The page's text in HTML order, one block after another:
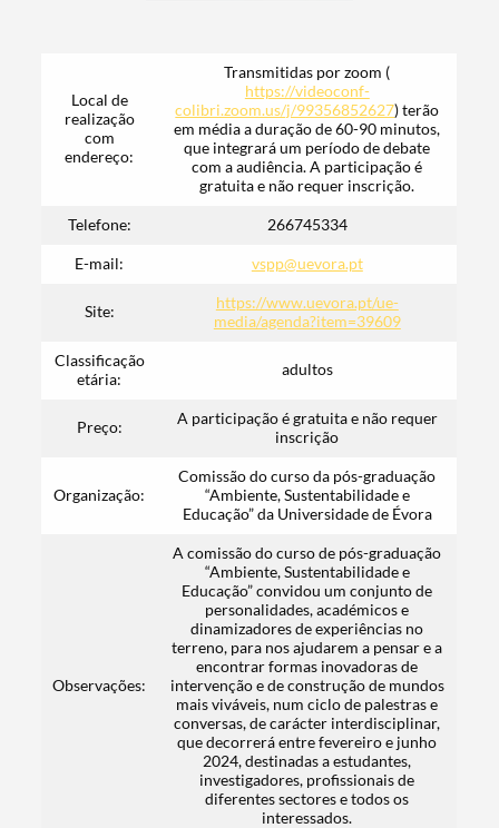
Search term
Local de
realização
com
endereço:
Transmitidas por zoom (
https://videoconf-
colibri.zoom.us/j/99356852627) terão
em média a duração de 60-90 minutos,
que integrará um período de debate
com a audiência. A participação é
gratuita e não requer inscrição.
Telefone: 266745334
E-mail: vspp@uevora.pt
Site:
https://www.uevora.pt/ue-
media/agenda?item=39609
Classificação
etária:
adultos
Preço:
A participação é gratuita e não requer
inscrição
Organização:
Comissão do curso da pós-graduação
“Ambiente, Sustentabilidade e
Educação” da Universidade de Évora
Observações:
A comissão do curso de pós-graduação
“Ambiente, Sustentabilidade e
Educação” convidou um conjunto de
personalidades, académicos e
dinamizadores de experiências no
terreno, para nos ajudarem a pensar e a
encontrar formas inovadoras de
intervenção e de construção de mundos
mais viváveis, num ciclo de palestras e
conversas, de carácter interdisciplinar,
que decorrerá entre fevereiro e junho
2024, destinadas a estudantes,
investigadores, profissionais de
diferentes sectores e todos os
interessados.